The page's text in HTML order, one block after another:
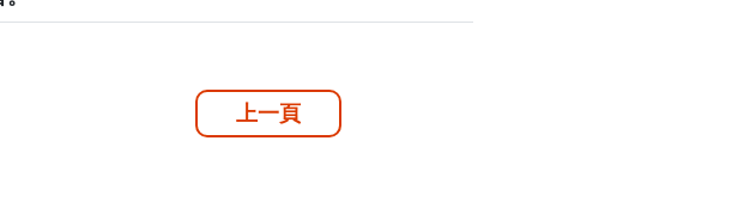
上一頁